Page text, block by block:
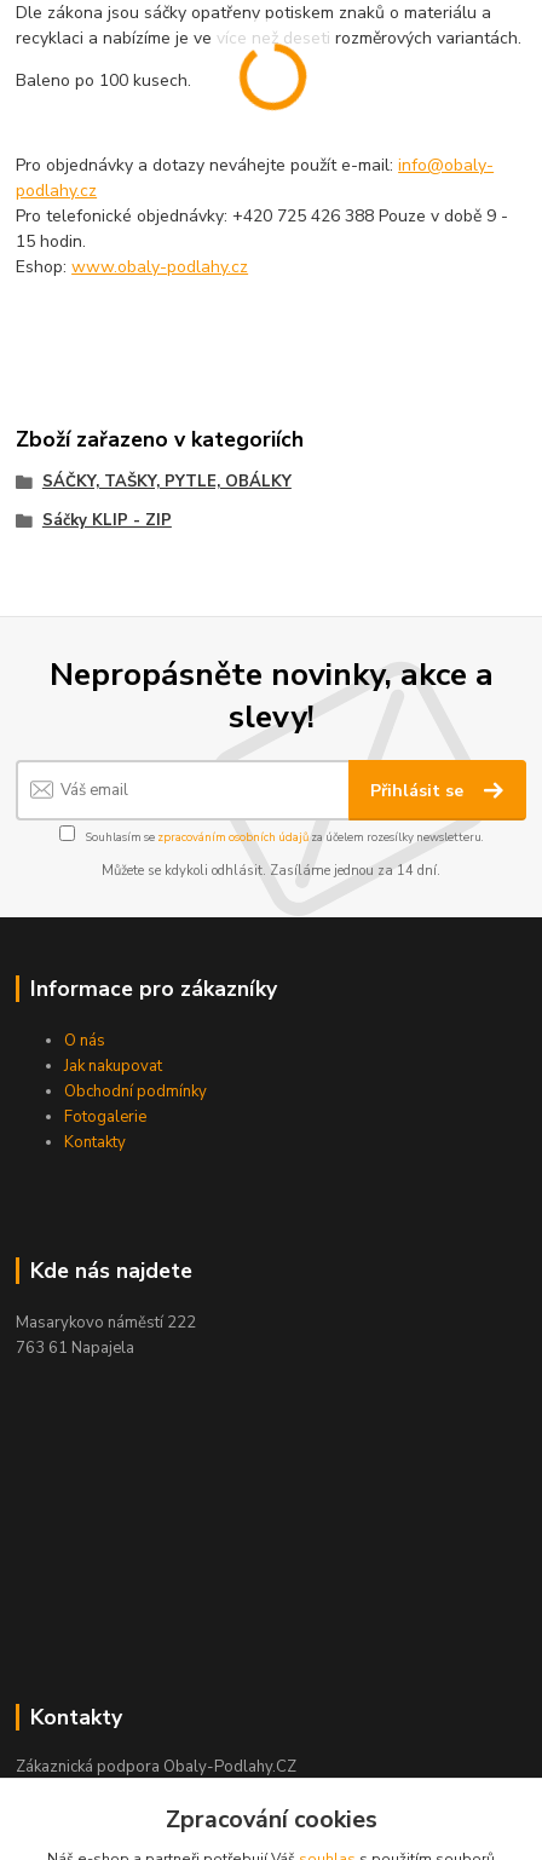
Dle zákona jsou sáčky opatřeny potiskem znaků o materiálu a
recyklaci a nabízíme je ve více než deseti rozměrových variantách.
Baleno po 100 kusech.
Pro objednávky a dotazy neváhejte použít e-mail:info@obaly-
podlahy.cz
Pro telefonické objednávky: +420 725 426 388 Pouze v době 9 -
15 hodin.
Eshop:www.obaly-podlahy.cz
Zboží zařazeno v kategoriích
SÁČKY, TAŠKY, PYTLE, OBÁLKY
Sáčky KLIP - ZIP
Nepropásněte novinky, akce a
slevy!
Přihlásit se
Souhlasím se zpracováním osobních údajůza účelem rozesílky newsletteru.
Můžete se kdykoli odhlásit. Zasíláme jednou za 14 dní.
Informace pro zákazníky
O nás
Jak nakupovat
Obchodní podmínky
Fotogalerie
Kontakty
Kde nás najdete
Masarykovo náměstí 222
763 61 Napajela
Kontakty
Zákaznická podpora Obaly-Podlahy.CZ
(Po-Pá, 8:00-16:00 hod.)Zpracování cookies